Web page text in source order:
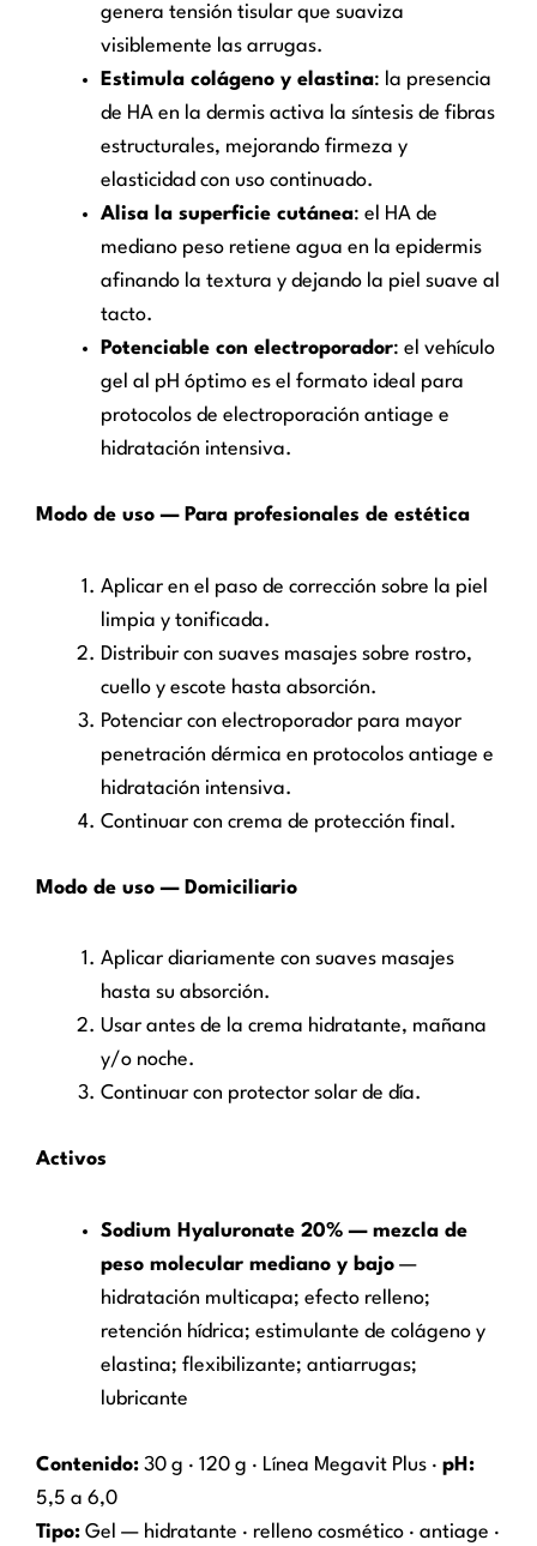
genera tensión tisular que suaviza
visiblemente las arrugas.
Estimula colágeno y elastina: la presencia
de HA en la dermis activa la síntesis de fibras
estructurales, mejorando firmeza y
elasticidad con uso continuado.
Alisa la superficie cutánea: el HA de
mediano peso retiene agua en la epidermis
afinando la textura y dejando la piel suave al
tacto.
Potenciable con electroporador: el vehículo
gel al pH óptimo es el formato ideal para
protocolos de electroporación antiage e
hidratación intensiva.
Modo de uso — Para profesionales de estética
Aplicar en el paso de corrección sobre la piel
limpia y tonificada.
Distribuir con suaves masajes sobre rostro,
cuello y escote hasta absorción.
Potenciar con electroporador para mayor
penetración dérmica en protocolos antiage e
hidratación intensiva.
Continuar con crema de protección final.
Modo de uso — Domiciliario
Aplicar diariamente con suaves masajes
hasta su absorción.
Usar antes de la crema hidratante, mañana
y/o noche.
Continuar con protector solar de día.
Activos
Sodium Hyaluronate 20% — mezcla de
peso molecular mediano y bajo —
hidratación multicapa; efecto relleno;
retención hídrica; estimulante de colágeno y
elastina; flexibilizante; antiarrugas;
lubricante
Contenido: 30 g · 120 g · Línea Megavit Plus · pH:
5,5 a 6,0
Tipo: Gel — hidratante · relleno cosmético · antiage ·